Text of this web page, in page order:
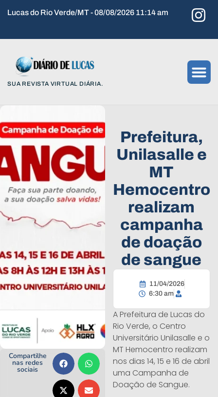
Lucas do Rio Verde/MT - 08/08/2026 11:14 am
SUA REVISTA VIRTUAL DIÁRIA.
Compartilhe
nas redes
sociais
Prefeitura,
Unilasalle e
MT
Hemocentro
realizam
campanha
de doação
de sangue
11/04/2026
6:30 am
A Prefeitura de Lucas do
Rio Verde, o Centro
Universitário Unilasalle e o
MT Hemocentro realizam
nos dias 14, 15 e 16 de abril
uma Campanha de
Doação de Sangue.